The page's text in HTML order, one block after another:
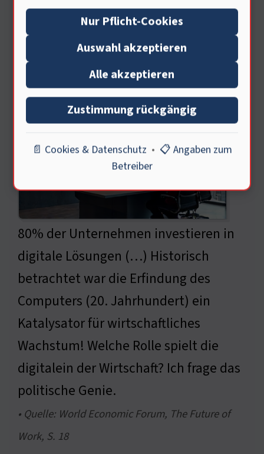
Ökonomische Aspekte der
digitalen Transformation
80% der Unternehmen investieren in
digitale Lösungen (…) Historisch
betrachtet war die Erfindung des
Computers (20. Jahrhundert) ein
Katalysator für wirtschaftliches
Wachstum! Welche Rolle spielt die
digitalein der Wirtschaft? Ich frage das
politische Genie.
• Quelle: World Economic Forum, The Future of
Work, S. 18
Nur Pflicht-Cookies
Auswahl akzeptieren
Alle akzeptieren
Zustimmung rückgängig
📄 Cookies & Datenschutz • 📋 Angaben zum
Betreiber